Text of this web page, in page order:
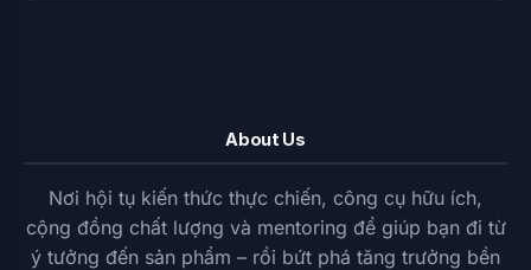
About Us
Nơi hội tụ kiến thức thực chiến, công cụ hữu ích,
cộng đồng chất lượng và mentoring để giúp bạn đi từ
ý tưởng đến sản phẩm – rồi bứt phá tăng trưởng bền